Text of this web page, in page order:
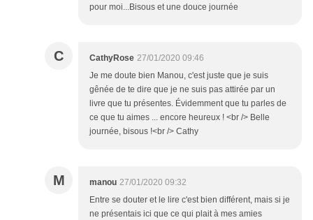
pour moi...Bisous et une douce journée
C CathyRose 27/01/2020 09:46
Je me doute bien Manou, c'est juste que je suis
gênée de te dire que je ne suis pas attirée par un
livre que tu présentes. Évidemment que tu parles de
ce que tu aimes ... encore heureux ! <br /> Belle
journée, bisous !<br /> Cathy
M manou 27/01/2020 09:32
Entre se douter et le lire c'est bien différent, mais si je
ne présentais ici que ce qui plait à mes amies